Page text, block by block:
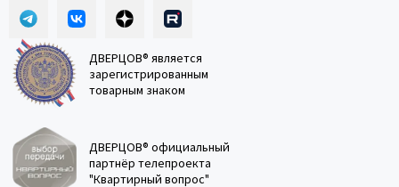
ДВЕРЦОВ® является
зарегистрированным
товарным знаком
ДВЕРЦОВ® официальный
партнёр телепроекта
"Квартирный вопрос"